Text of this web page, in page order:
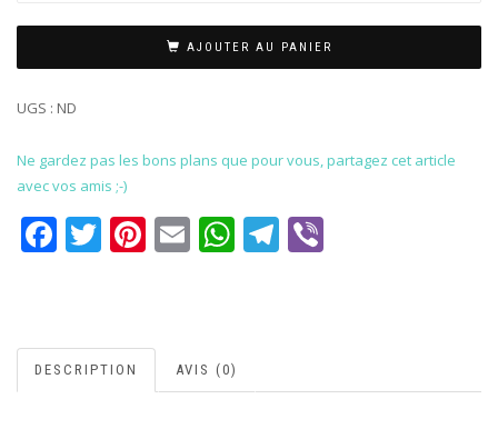
AJOUTER AU PANIER
UGS : ND
Ne gardez pas les bons plans que pour vous, partagez cet article
avec vos amis ;-)
Facebook
Twitter
Pinterest
EmailWhatsApp
Telegram
DESCRIPTION AVIS (0)